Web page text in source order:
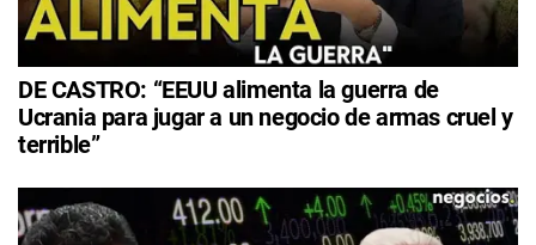
DE CASTRO: “EEUU alimenta la guerra de
Ucrania para jugar a un negocio de armas cruel y
terrible”